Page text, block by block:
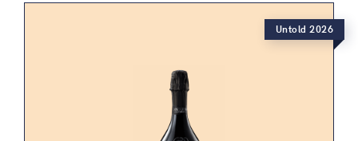
Untold 2026